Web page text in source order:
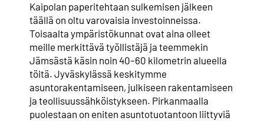
Kaipolan paperitehtaan sulkemisen jälkeen
täällä on oltu varovaisia investoinneissa.
Toisaalta ympäristökunnat ovat aina olleet
meille merkittävä työllistäjä ja teemmekin
Jämsästä käsin noin 40–60 kilometrin alueella
töitä. Jyväskylässä keskitymme
asuntorakentamiseen, julkiseen rakentamiseen
ja teollisuussähköistykseen. Pirkanmaalla
puolestaan on eniten asuntotuotantoon liittyviä